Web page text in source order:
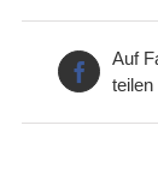
Auf
teilen